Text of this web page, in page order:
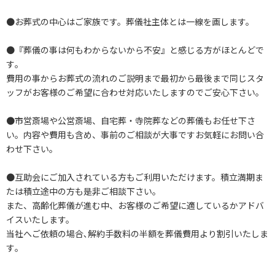
●お葬式の中心はご家族です。葬儀社主体とは一線を画します。
●『葬儀の事は何もわからないから不安』と感じる方がほとんどで
す｡
費用の事からお葬式の流れのご説明まで最初から最後まで同じスタ
ッフがお客様のご希望に合わせ対応いたしますのでご安心下さい｡
●市営斎場や公営斎場、自宅葬・寺院葬などの葬儀もお任せ下さ
い。内容や費用も含め、事前のご相談が大事ですお気軽にお問い合
わせ下さい。
●互助会にご加入されている方もご利用いただけます。積立満期ま
たは積立途中の方も是非ご相談下さい。
また、高齢化葬儀が進む中、お客様のご希望に適しているかアドバ
イスいたします。
当社へご依頼の場合､解約手数料の半額を葬儀費用より割引いたしま
す｡